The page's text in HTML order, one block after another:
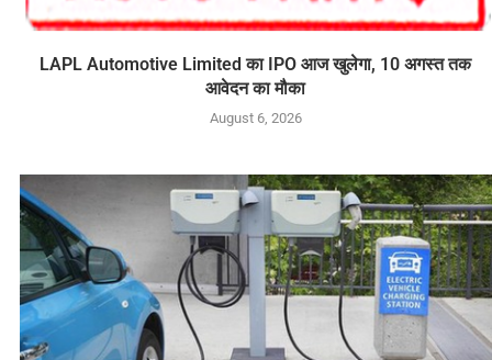
LAPL Automotive Limited का IPO आज खुलेगा, 10 अगस्त तक
आवेदन का मौका
August 6, 2026